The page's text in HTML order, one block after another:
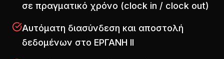
σε πραγματικό χρόνο (clock in / clock out)
Αυτόματη διασύνδεση και αποστολή
δεδομένων στο ΕΡΓΑΝΗ ΙΙ